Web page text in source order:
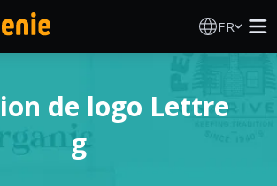
FR
logo IA
de logo Lettre
g